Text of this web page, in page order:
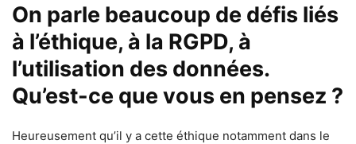
On parle beaucoup de défis liés
à l’éthique, à la RGPD, à
l’utilisation des données.
Qu’est-ce que vous en pensez ?
Heureusement qu’il y a cette éthique notamment dans le